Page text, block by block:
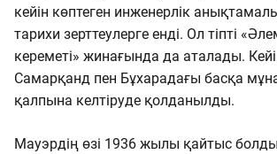
кейін көптеген инженерлік
тарихи зерттеулерге енді. Ол тіпті
кереметі» жинағында да аталады.
Самарқанд пен Бұхарадағы басқа
қалпына келтіруде қолданылды.
Мауэрдің өзі 1936 жылы қайтыс